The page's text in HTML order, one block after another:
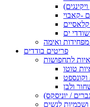
-קאבוי
קלאסיים
ים
ואימה
פריטים בודדים
לתחפושות
טוטו
וקונספט
ולבן
/ יוניסקס)
ושכמיות לנשים